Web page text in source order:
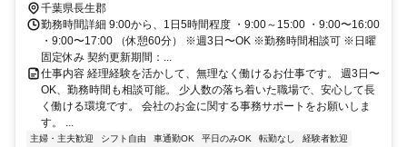
千葉県長生郡
勤務時間詳細 9:00から、1日5時間程度 ・9:00～15:00 ・9:00〜16:00
・9:00〜17:00 （休憩60分） ※週3日〜OK ※勤務時間相談可 ※日曜
固定休み 契約更新期間：...
仕事内容 経理経験を活かして、無理なく働けるお仕事です。 週3日〜
OK、勤務時間も相談可能。 少人数の落ち着いた職場で、安心して長
く働ける環境です。 会社のお金に関する事務サポートをお願いしま
す。 ...
主婦・主夫歓迎 シフト自由 車通勤OK 平日のみOK 転勤なし
経験者歓迎